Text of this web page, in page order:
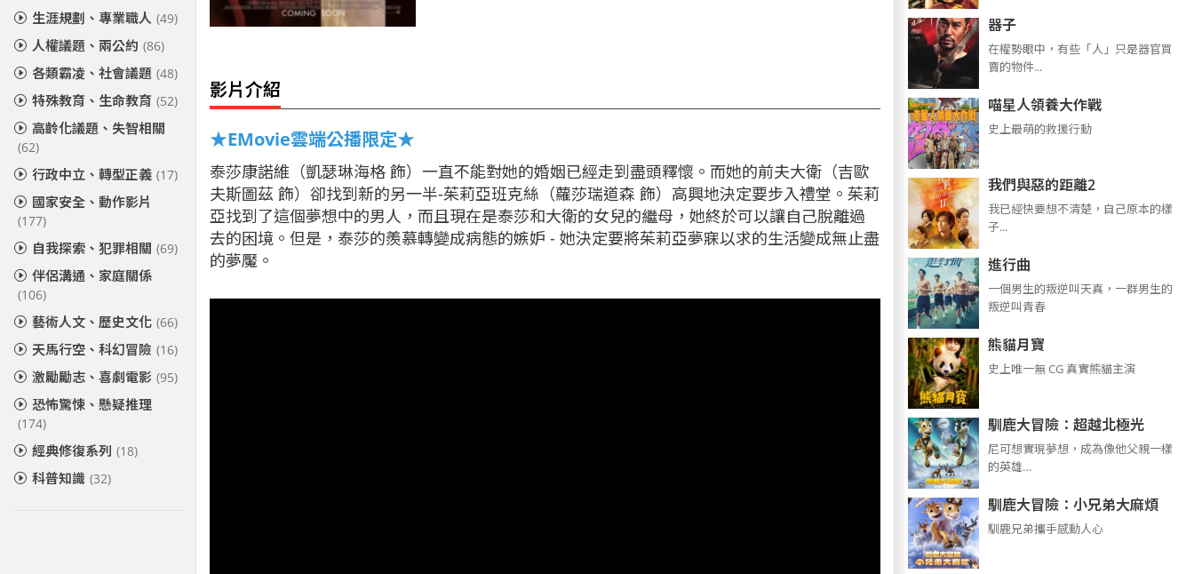
生涯規劃、專業職人 (49)
人權議題、兩公約 (86)
各類霸凌、社會議題 (48)
特殊教育、生命教育 (52)
高齡化議題、失智相關
(62)
行政中立、轉型正義 (17)
國家安全、動作影片
(177)
自我探索、犯罪相關 (69)
伴侶溝通、家庭關係
(106)
藝術人文、歷史文化 (66)
天馬行空、科幻冒險 (16)
激勵勵志、喜劇電影 (95)
恐怖驚悚、懸疑推理
(174)
經典修復系列 (18)
科普知識 (32)
影片介紹
★EMovie雲端公播限定★
泰莎康諾維（凱瑟琳海格 飾）一直不能對她的婚姻已經走到盡頭釋懷。而她的前夫大衛（吉歐
夫斯圖茲 飾）卻找到新的另一半-茱莉亞班克絲（蘿莎瑞道森 飾）高興地決定要步入禮堂。茱莉
亞找到了這個夢想中的男人，而且現在是泰莎和大衛的女兒的繼母，她終於可以讓自己脫離過
去的困境。但是，泰莎的羨慕轉變成病態的嫉妒 - 她決定要將茱莉亞夢寐以求的生活變成無止盡
的夢魘。
器子
在權勢眼中，有些「人」只是器官買
賣的物件...
喵星人領養大作戰
史上最萌的救援行動
我們與惡的距離2
我已經快要想不清楚，自己原本的樣
子...
進行曲
​​​一個男生的叛逆叫天真，一群男生的
叛逆叫青春
熊貓月寶
史上唯一無 CG 真實熊貓主演
馴鹿大冒險：超越北極光
尼可想實現夢想，成為像他父親一樣
的英雄…
馴鹿大冒險：小兄弟大麻煩
馴鹿兄弟攜手感動人心